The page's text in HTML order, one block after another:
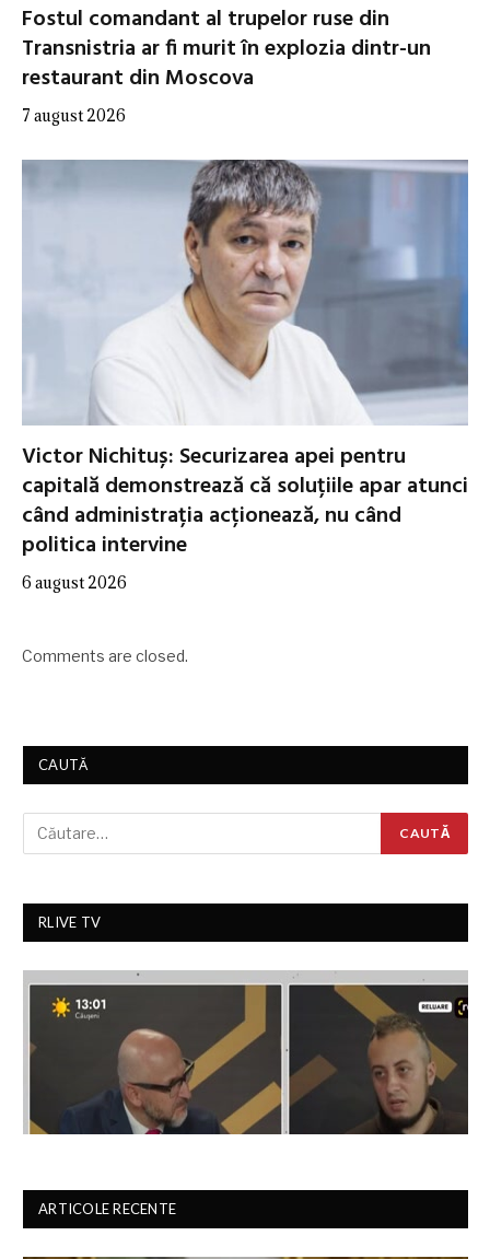
Fostul comandant al trupelor ruse din
Transnistria ar fi murit în explozia dintr-un
restaurant din Moscova
7 august 2026
Victor Nichituș: Securizarea apei pentru
capitală demonstrează că soluțiile apar atunci
când administrația acționează, nu când
politica intervine
6 august 2026
Comments are closed.
CAUTĂ
RLIVE TV
ARTICOLE RECENTE